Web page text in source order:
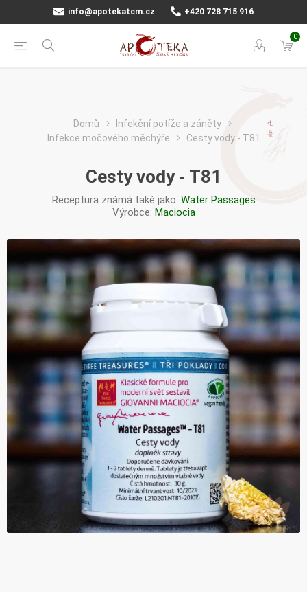
info@apotekatcm.cz +420 728 715 916
0
Domů
Infekční potíže a záněty
Infekce močového měchýře
Cesty vody - T81
Cesty vody - T81
Receptura známá také jako: Water Passages
Výrobce: Maciocia